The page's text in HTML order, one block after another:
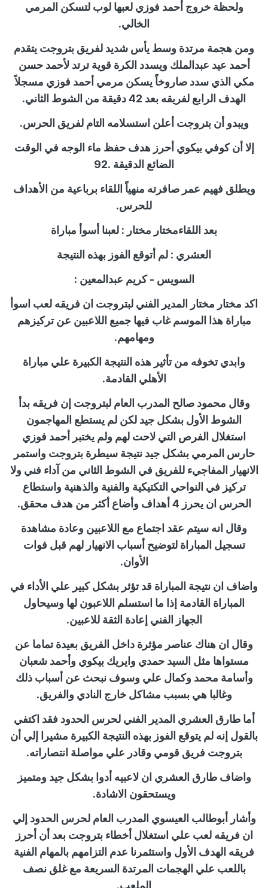
ولحظة خروج أحمد فوزي لعبها لوب لتسكن المرمي
الخالي.
ومن هجمة مرتدة وسط يأس شديد لفريق بتروجت يتقدم
أحمد عيد عبدالملك ويسدد الكرة قوية ترتد لأحمد حسن
مكي الذي سدد صاروخاً يسكن مرمي أحمد فوزي مسجلاً
الهدف الرابع لفريقه بعد 42 دقيقة من الشوط الثاني.
ويبدو أن بتروجت أعلن استسلامه التام لفريق الحرس.
إلا أن كوفي بيكوي أحرز هدف حفظ ماء الوجه في الوقت
الضائع الدقيقة .92
ويطلق فهيم عمر صافرته منهياً اللقاء برباعية من الأهداف
للحرس.
بعد اللقاءمختار مختار : لعبنا أسوأ مباراة
العشري : لم أتوقع الفوز بهذه النتيجة
السويس - كريم عبدالمعين :
اكد مختار مختار المدير الفني لبتروجت ان فريقه لعب اسوأ
مباراة هذا الموسم غاب فيها جميع اللاعبين عن تركيزهم
ومهامهم.
وابدي تخوفه من تأثير هذه النتيجة الكبيرة علي مباراة
الأهلي القادمة.
وقال محمود صالح المدرب العام لبتروجت إن فريقه بدأ
الشوط الأول بشكل جيد لكن لم يستطع المهاجمون
استغلال الفرص التي لاحت لهم ولم يختبر أحمد فوزي
حارس المرمي بشكل جيد نتيجة سيطرة بتروجت واستمر
الانهيار المفاجيء للفريق في الشوط الثاني من آداء فني ولا
تركيز في النواحي التكتيكية والفنية والذهنية واستطاع
الحرس ان يحرز 4 أهداف وأضاع أكثر من هدف محقق.
وقال انه سيتم عقد اجتماع مع اللاعبين وعادة مشاهدة
تسجيل المباراة لتوضيح أسباب الانهيار لهم قبل فوات
الأوان.
واضاف ان نتيجة المباراة قد تؤثر بشكل كبير علي الأداء في
المباراة القادمة إذا ما استسلم اللاعبون لها وسيحاول
الجهاز الفني إعادة الثقة للاعبين.
وقال ان هناك عناصر مؤثرة داخل الفريق بعيدة تماما عن
مستواها مثل السيد حمدي وايريك بيكوي وأحمد شعبان
وأسامة محمد وكمال علي وسوف نبحث عن أسباب ذلك
وغالبا هي بسبب مشاكل خارج النادي والفريق.
أما طارق العشري المدير الفني لحرس الحدود فقد اكتفي
بالقول إنه لم يتوقع الفوز بهذه النتيجة الكبيرة مشيرا إلي أن
بتروجت فريق قومي وقادر علي مواصلة انتصاراته.
واضاف طارق العشري ان لاعبيه أدوا بشكل جيد ومتميز
ويستحقون الاشادة.
وأشار أبوطالب العيسوي المدرب العام لحرس الحدود إلي
ان فريقه لعب علي استغلال أخطاء بتروجت بعد أن أحرز
فريقه الهدف الأول واستثمرنا عدم التزامهم بالمهام الفنية
باللعب علي الهجمات المرتدة السريعة مع غلق نصف